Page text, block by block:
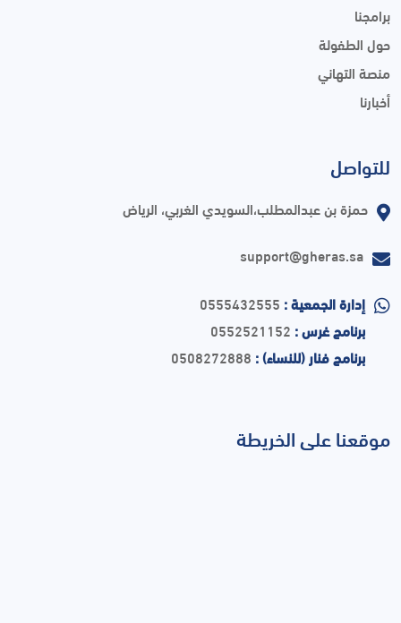
برامجنا
حول الطفولة
منصة التهاني
أخبارنا
للتواصل
حمزة بن عبدالمطلب،السويدي الغربي، الرياض
support@gheras.sa
إدارة الجمعية : 0555432555
برنامج غرس : 0552521152
برنامج فنار (للنساء) : 0508272888
موقعنا على الخريطة